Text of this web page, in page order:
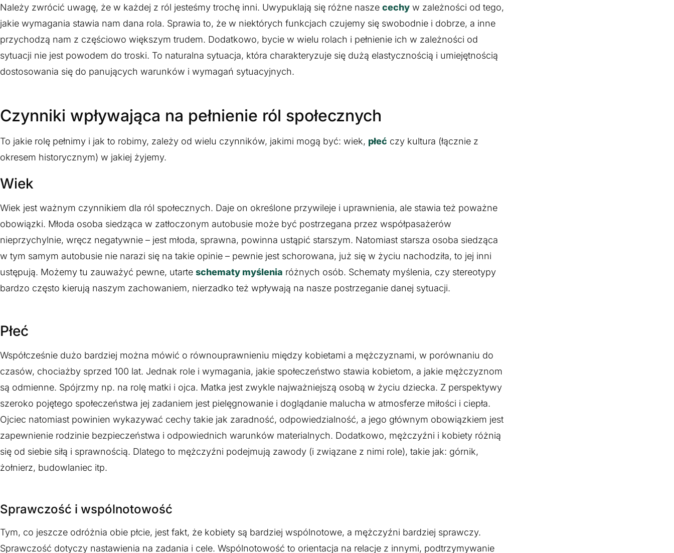
Należy zwrócić uwagę, że w każdej z ról jesteśmy trochę inni. Uwypuklają się różne nasze cechy w zależności od tego,
jakie wymagania stawia nam dana rola. Sprawia to, że w niektórych funkcjach czujemy się swobodnie i dobrze, a inne
przychodzą nam z częściowo większym trudem. Dodatkowo, bycie w wielu rolach i pełnienie ich w zależności od
sytuacji nie jest powodem do troski. To naturalna sytuacja, która charakteryzuje się dużą elastycznością i umiejętnością
dostosowania się do panujących warunków i wymagań sytuacyjnych.
Czynniki wpływająca na pełnienie ról społecznych
To jakie rolę pełnimy i jak to robimy, zależy od wielu czynników, jakimi mogą być: wiek, płeć czy kultura (łącznie z
okresem historycznym) w jakiej żyjemy.
Wiek
Wiek jest ważnym czynnikiem dla ról społecznych. Daje on określone przywileje i uprawnienia, ale stawia też poważne
obowiązki. Młoda osoba siedząca w zatłoczonym autobusie może być postrzegana przez współpasażerów
nieprzychylnie, wręcz negatywnie – jest młoda, sprawna, powinna ustąpić starszym. Natomiast starsza osoba siedząca
w tym samym autobusie nie narazi się na takie opinie – pewnie jest schorowana, już się w życiu nachodziła, to jej inni
ustępują. Możemy tu zauważyć pewne, utarte schematy myślenia różnych osób. Schematy myślenia, czy stereotypy
bardzo często kierują naszym zachowaniem, nierzadko też wpływają na nasze postrzeganie danej sytuacji.
Płeć
Współcześnie dużo bardziej można mówić o równouprawnieniu między kobietami a mężczyznami, w porównaniu do
czasów, chociażby sprzed 100 lat. Jednak role i wymagania, jakie społeczeństwo stawia kobietom, a jakie mężczyznom
są odmienne. Spójrzmy np. na rolę matki i ojca. Matka jest zwykle najważniejszą osobą w życiu dziecka. Z perspektywy
szeroko pojętego społeczeństwa jej zadaniem jest pielęgnowanie i doglądanie malucha w atmosferze miłości i ciepła.
Ojciec natomiast powinien wykazywać cechy takie jak zaradność, odpowiedzialność, a jego głównym obowiązkiem jest
zapewnienie rodzinie bezpieczeństwa i odpowiednich warunków materialnych. Dodatkowo, mężczyźni i kobiety różnią
się od siebie siłą i sprawnością. Dlatego to mężczyźni podejmują zawody (i związane z nimi role), takie jak: górnik,
żołnierz, budowlaniec itp.
Sprawczość i wspólnotowość
Tym, co jeszcze odróżnia obie płcie, jest fakt, że kobiety są bardziej wspólnotowe, a mężczyźni bardziej sprawczy.
Sprawczość dotyczy nastawienia na zadania i cele. Wspólnotowość to orientacja na relacje z innymi, podtrzymywanie